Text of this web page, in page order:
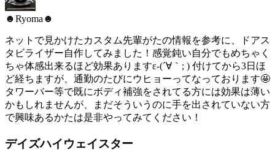
☻Ryoma☻
ネットで見かけたカスタム先輩がたの情報を参考に、ドアス
タビライザー自作してみました！感覚鈍い自分でもめちゃく
ちゃ体感出来るほど効果ありますε-(´∀｀; ) 付けてから3日ほ
ど経ちますが、通勤のたびにウヒョーってなっております🤩
タワーバー等で既にボディ補強をされてる方には効果は薄い
かもしれませんが、まだそういうのに手を出されていない方
で興味あるかたは是非やってみてください！
デイズハイウェイスター